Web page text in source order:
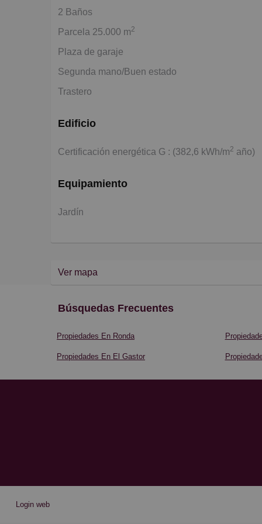
2 Baños
Parcela 25.000 m2
Plaza de garaje
Segunda mano/Buen estado
Trastero
Edificio
Certificación energética G : (382,6 kWh/m2 año)
Equipamiento
Jardín
Ver mapa
Búsquedas Frecuentes
Propiedades En Ronda
Propiedades En El Gastor
Login web